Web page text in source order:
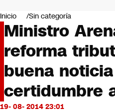
Negocios
Deportes
Programas completos
Cultura
Servicios
Bits
CNN tiempo
Futuro 360
Inicio Sin categoría
Ministro
reforma
buena
certidumbre
19- 08- 2014 23:01